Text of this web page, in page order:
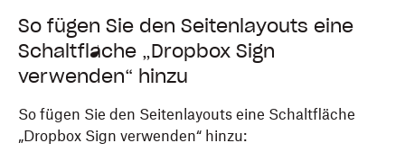
So fügen Sie den Seitenlayouts eine
Schaltfläche „Dropbox Sign
verwenden“ hinzu
So fügen Sie den Seitenlayouts eine Schaltfläche
„Dropbox Sign verwenden“ hinzu: